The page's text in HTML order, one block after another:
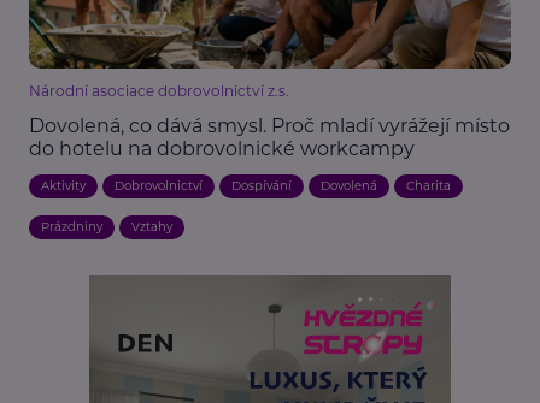
Národní asociace dobrovolnictví z.s.
Dovolená, co dává smysl. Proč mladí vyrážejí místo
do hotelu na dobrovolnické workcampy
Aktivity Dobrovolnictví Dospívání Dovolená Charita
Prázdniny Vztahy